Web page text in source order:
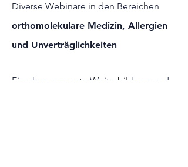
Diverse Webinare in den Bereichen
orthomolekulare Medizin, Allergien
und Unverträglichkeiten
Eine konsequente Weiterbildung und